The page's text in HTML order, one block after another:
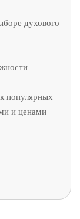
духового
популярных
и ценами